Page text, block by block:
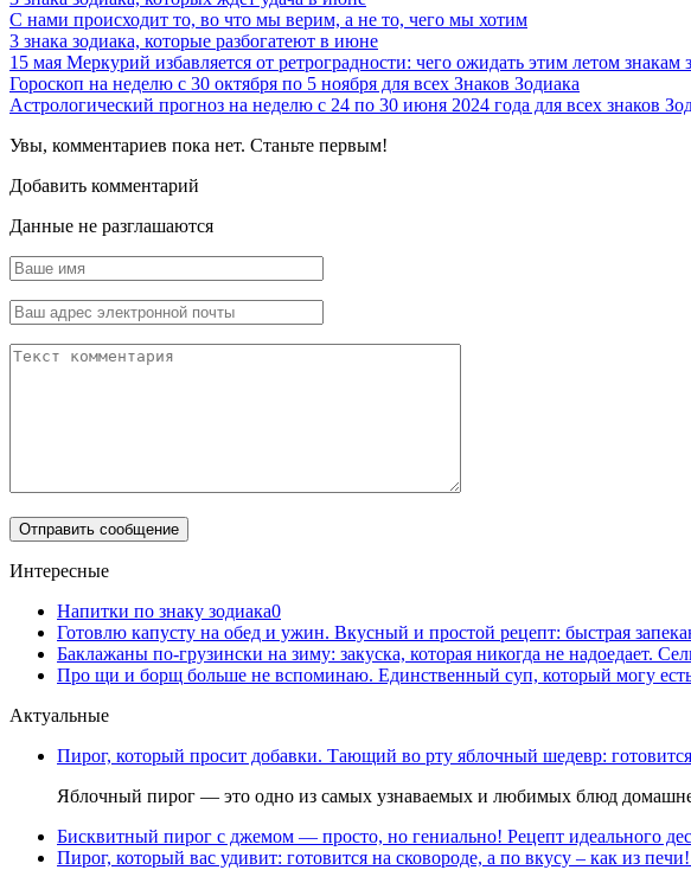
С нами происходит то, во что мы верим, а не то, чего мы хотим
3 знака зодиака, которые разбогатеют в июне
15 мая Меркурий избавляется от ретроградности: чего ожидать этим летом знакам
Гороскоп на неделю c 30 октября по 5 ноября для всех Знаков Зодиака
Астрологический прогноз на неделю с 24 по 30 июня 2024 года для всех знаков
Увы, комментариев пока нет. Станьте первым!
Добавить комментарий
Данные не разглашаются
Интересные
Напитки по знаку зодиака0
Готовлю капусту на обед и ужин. Вкусный и простой рецепт: быстрая
Баклажаны по-грузински на зиму: закуска, которая никогда не надоедает.
Про щи и борщ больше не вспоминаю. Единственный суп, который могу
Актуальные
Пирог, который просит добавки. Тающий во рту яблочный шедевр:
Яблочный пирог — это одно из самых узнаваемых и любимых блюд
Бисквитный пирог с джемом — просто, но гениально! Рецепт идеального
Пирог, который вас удивит: готовится на сковороде, а по вкусу – как из